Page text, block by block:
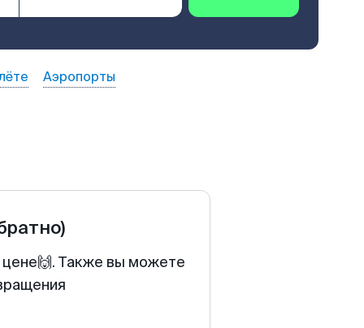
Аэропорты
цене🙌. Также вы можете